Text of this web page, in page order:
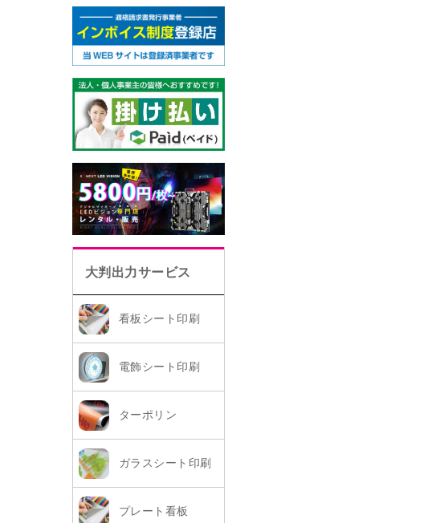
大判出力サービス
看板シート印刷
電飾シート印刷
ターポリン
ガラスシート印刷
プレート看板